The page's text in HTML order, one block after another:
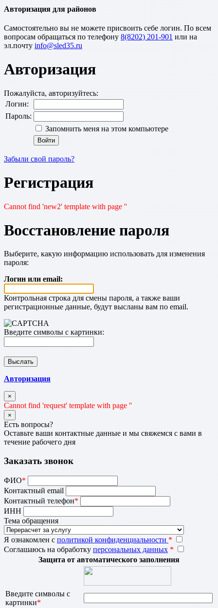
Авторизация для районов
Cамостоятельно вы не можете присвоить себе логин. По всем
вопросам обращаться по телефону 8(8202) 201-901 или на
эл.почту
Авторизация
Пожалуйста, авторизуйтесь:
Логин:
Пароль:
Запомнить меня на этом компьютере
Забыли свой пароль?
Регистрация
Cannot find 'new2' template with page ''
Восстановление пароля
Выберите, какую информацию использовать для изменения
пароля:
Логин или email:
Контрольная строка для смены пароля, а также ваши
регистрационные данные, будут высланы вам по email.
Введите символы с картинки:
Авторизация
×
Cannot find 'request' template with page ''
×
Есть вопросы?
Оставьте ваши контактные данные и мы свяжемся с вами в
течение рабочего дня
Заказать звонок
ФИО*
Контактный email
Контактный телефон*
ИНН
Тема обращения
Я ознакомлен с политикой конфиденциальности *
Соглашаюсь на обработку персональных данных *
Защита от автоматического заполнения
Введите символы с
картинки*